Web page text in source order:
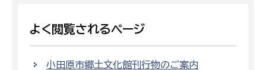
よく閲覧されるページ
小田原市郷土文化館刊行物のご案内